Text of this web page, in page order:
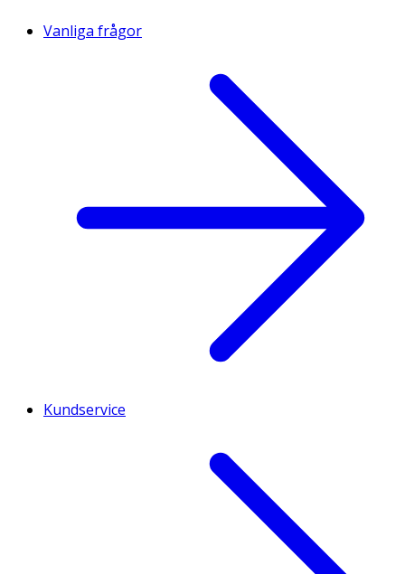
Vanliga frågor
Kundservice